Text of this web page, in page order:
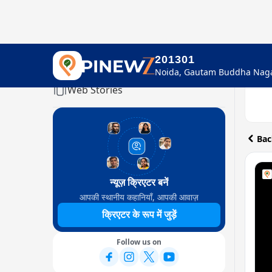
201301
Home
Web Stories
न्यूज़ क्रिएटर बनें
आपकी स्थानीय कहानियाँ, आपकी आवाज़
क्रिएटर के रूप में जुड़ें
Follow us on